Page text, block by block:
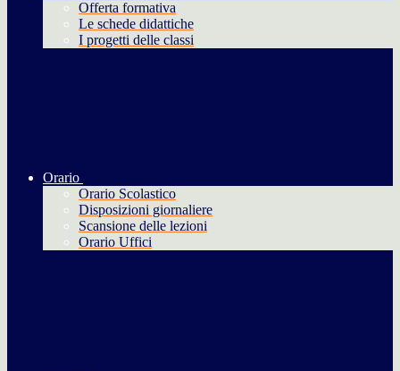
Offerta formativa
Le schede didattiche
I progetti delle classi
Orario
Orario Scolastico
Disposizioni giornaliere
Scansione delle lezioni
Orario Uffici